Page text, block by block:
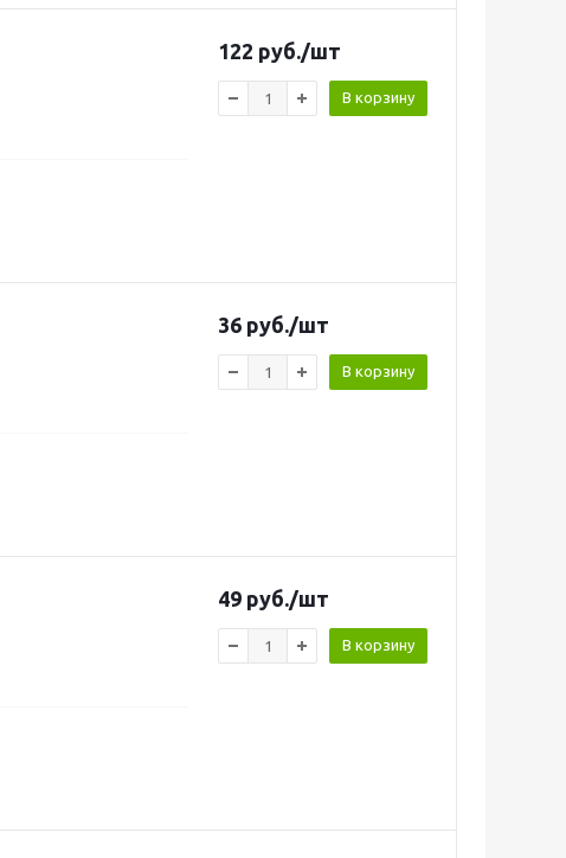
122 руб./шт
В корзину
36 руб./шт
В корзину
49 руб./шт
В корзину